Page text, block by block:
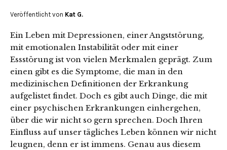
Veröffentlicht von Kat G.
Ein Leben mit Depressionen, einer Angststörung,
mit emotionalen Instabilität oder mit einer
Essstörung ist von vielen Merkmalen geprägt. Zum
einen gibt es die Symptome, die man in den
medizinischen Definitionen der Erkrankung
aufgelistet findet. Doch es gibt auch Dinge, die mit
einer psychischen Erkrankungen einhergehen,
über die wir nicht so gern sprechen. Doch Ihren
Einfluss auf unser tägliches Leben können wir nicht
leugnen, denn er ist immens. Genau aus diesem